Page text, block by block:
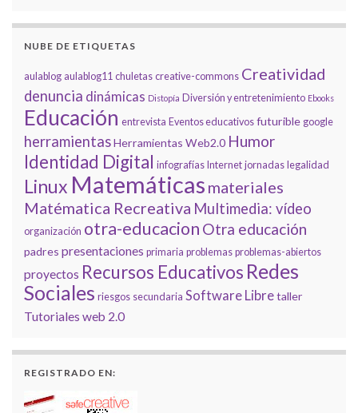
NUBE DE ETIQUETAS
aulablog aulablog11 chuletas creative-commons Creatividad
denuncia dinámicas Distopía Diversión y entretenimiento Ebooks
Educación entrevista Eventos educativos futurible google
herramientasHerramientas Web2.0 Humor
Identidad Digital infografías Internet jornadas legalidad
Linux Matemáticas materiales
Matématica Recreativa Multimedia: vídeo
organización otra-educacion Otra educación
padres presentaciones primaria problemas problemas-abiertos
proyectos Recursos Educativos Redes
Sociales riesgos secundaria Software Libretaller
Tutoriales web 2.0
REGISTRADO EN: